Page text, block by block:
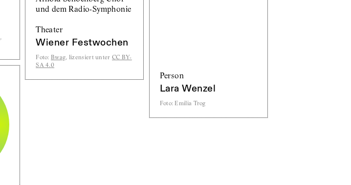
,
Theater
Wiener Festwochen
Foto: Bwag, lizensiert unter CC BY-
SA 4.0
Person
Lara Wenzel
Foto: Emilia Trog